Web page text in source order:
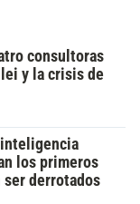
consultoras
y la crisis de
los primeros
ser derrotados